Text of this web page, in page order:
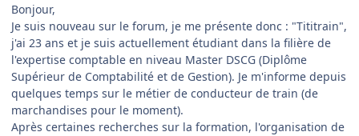
Bonjour,
Je suis nouveau sur le forum, je me présente donc : "Tititrain",
j'ai 23 ans et je suis actuellement étudiant dans la filière de
l'expertise comptable en niveau Master DSCG (Diplôme
Supérieur de Comptabilité et de Gestion). Je m'informe depuis
quelques temps sur le métier de conducteur de train (de
marchandises pour le moment).
Après certaines recherches sur la formation, l'organisation de